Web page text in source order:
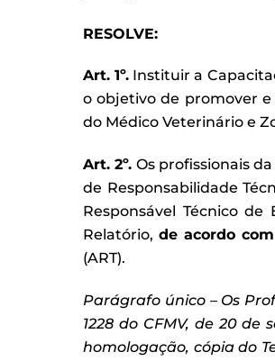
RESOLVE:
Art. 1º. Instituir a
o objetivo de promover
do Médico Veterinário e
Art. 2º. Os profissionais
de Responsabilidade
Responsável Técnico
Relatório, de acordo
(ART).
Parágrafo único – Os
1228 do CFMV, de 20 de
homologação, cópia do